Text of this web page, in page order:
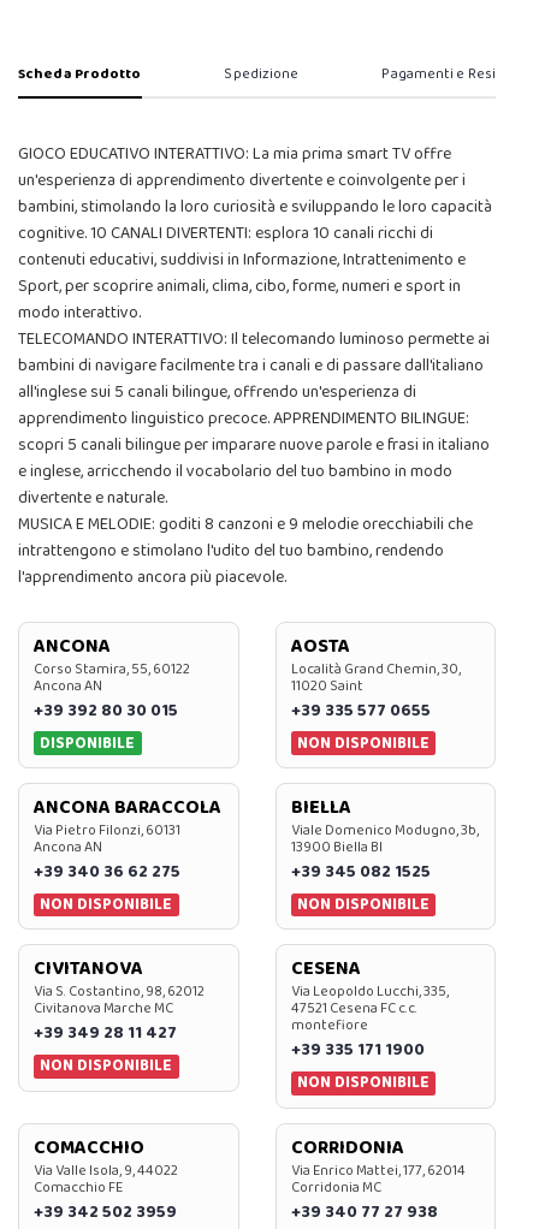
Scheda Prodotto Spedizione Pagamenti e Resi
GIOCO EDUCATIVO INTERATTIVO: La mia prima smart TV offre
un'esperienza di apprendimento divertente e coinvolgente per i
bambini, stimolando la loro curiosità e sviluppando le loro capacità
cognitive. 10 CANALI DIVERTENTI: esplora 10 canali ricchi di
contenuti educativi, suddivisi in Informazione, Intrattenimento e
Sport, per scoprire animali, clima, cibo, forme, numeri e sport in
modo interattivo.
TELECOMANDO INTERATTIVO: Il telecomando luminoso permette ai
bambini di navigare facilmente tra i canali e di passare dall'italiano
all'inglese sui 5 canali bilingue, offrendo un'esperienza di
apprendimento linguistico precoce. APPRENDIMENTO BILINGUE:
scopri 5 canali bilingue per imparare nuove parole e frasi in italiano
e inglese, arricchendo il vocabolario del tuo bambino in modo
divertente e naturale.
MUSICA E MELODIE: goditi 8 canzoni e 9 melodie orecchiabili che
intrattengono e stimolano l'udito del tuo bambino, rendendo
l'apprendimento ancora più piacevole.
ANCONA
Corso Stamira, 55, 60122
Ancona AN
+39 392 80 30 015
DISPONIBILE
AOSTA
Località Grand Chemin, 30,
11020 Saint
+39 335 577 0655
NON DISPONIBILE
ANCONA BARACCOLA
Via Pietro Filonzi, 60131
Ancona AN
+39 340 36 62 275
NON DISPONIBILE
BIELLA
Viale Domenico Modugno, 3b,
13900 Biella BI
+39 345 082 1525
NON DISPONIBILE
CIVITANOVA
Via S. Costantino, 98, 62012
Civitanova Marche MC
+39 349 28 11 427
NON DISPONIBILE
CESENA
Via Leopoldo Lucchi, 335,
47521 Cesena FC c.c.
montefiore
+39 335 171 1900
NON DISPONIBILE
COMACCHIO
Via Valle Isola, 9, 44022
Comacchio FE
+39 342 502 3959
CORRIDONIA
Via Enrico Mattei, 177, 62014
Corridonia MC
+39 340 77 27 938